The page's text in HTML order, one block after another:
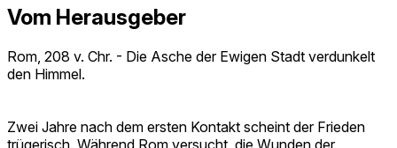
Vom Herausgeber
Rom, 208 v. Chr. - Die Asche der Ewigen Stadt verdunkelt
den Himmel.
Zwei Jahre nach dem ersten Kontakt scheint der Frieden
trügerisch. Während Rom versucht, die Wunden der